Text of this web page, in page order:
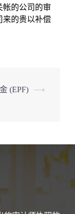
帐的公司的审
来的贵以补偿
(EPF) ⟶